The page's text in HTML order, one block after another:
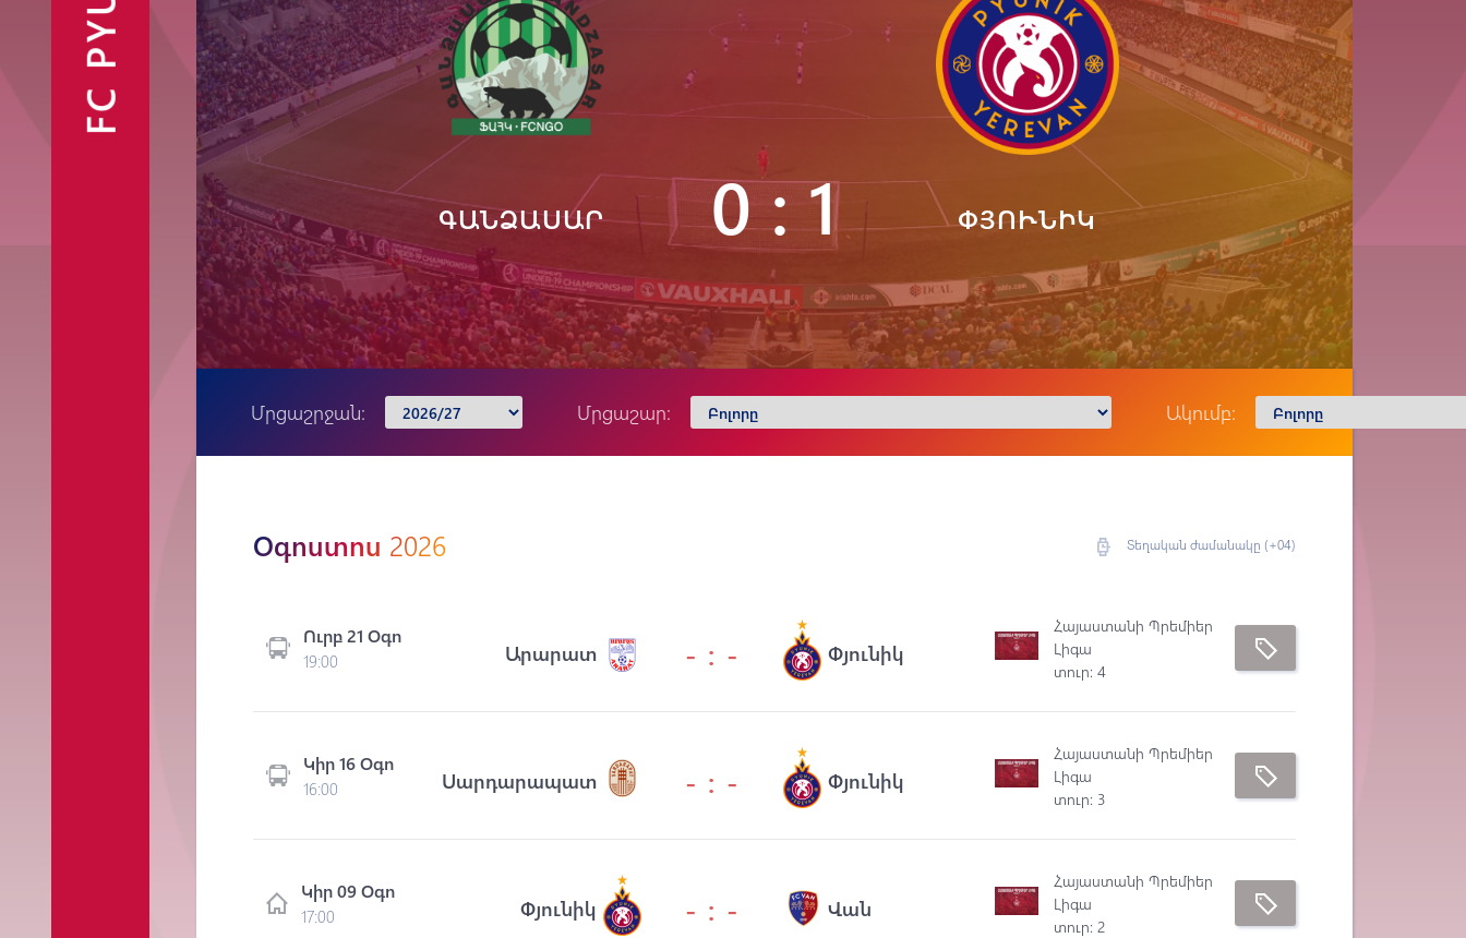
Փյունիկ 2012-2
Ֆանշոփ
ԳԱՆՁԱՍԱՐ 0 : 1 ՓՅՈՒՆԻԿ
Մրցաշրջան: Մրցաշար: Ակումբ:
Տեղական ժամանակը (+04)
Օգոստոս 2026
Ուրբ 21 Օգո
19:00 Արարատ - : - Փյունիկ
Հայաստանի Պրեմիեր
Լիգա
տուր: 4
Կիր 16 Օգո
16:00 Սարդարապատ - : - Փյունիկ
Հայաստանի Պրեմիեր
Լիգա
տուր: 3
Կիր 09 Օգո
17:00 Փյունիկ - : - Վան
Հայաստանի Պրեմիեր
Լիգա
տուր: 2